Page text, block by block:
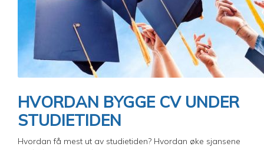
HVORDAN BYGGE CV UNDER
STUDIETIDEN
Hvordan få mest ut av studietiden? Hvordan øke sjansene